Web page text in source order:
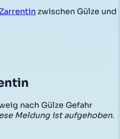
Zarrentin zwischen Gülze und
nach Gülze Gefahr
Meldung ist aufgehoben.